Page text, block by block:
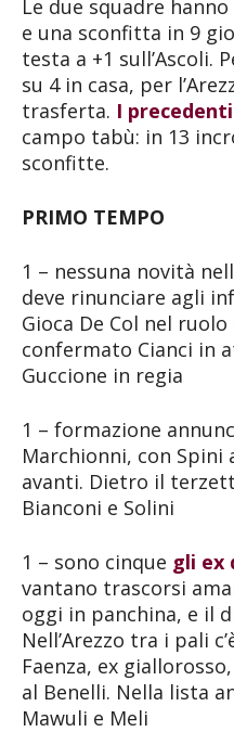
Le due squadre
e una sconfitta in 9
testa a +1 sull’Ascoli.
su 4 in casa, per
trasferta. I precedenti
campo tabù: in 13
sconfitte.
PRIMO TEMPO
1 – nessuna novità
deve rinunciare agli
Gioca De Col nel
confermato Cianci in
Guccione in regia
1 – formazione
Marchionni, con Spini
avanti. Dietro il
Bianconi e Solini
1 – sono cinque gli ex
vantano trascorsi
oggi in panchina, e il
Nell’Arezzo tra i pali
Faenza, ex
al Benelli. Nella lista
Mawuli e Meli